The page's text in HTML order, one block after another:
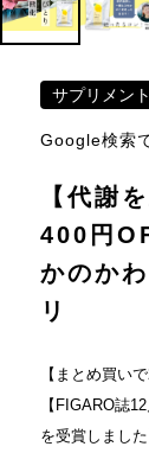
サプリメント
Google検索
【代謝
400円
かのか
リ
【まとめ買い
【FIGARO誌
を受賞しました